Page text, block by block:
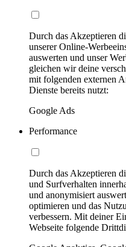
Durch das Akzeptieren
unserer Online-
auswerten und unser
gleichen wir deine
mit folgenden externen
Dienste bereits nutzt:
Google Ads
Performance
Durch das Akzeptieren
und Surfverhalten
und anonymisiert
optimieren und das
verbessern. Mit deiner
Webseite folgende